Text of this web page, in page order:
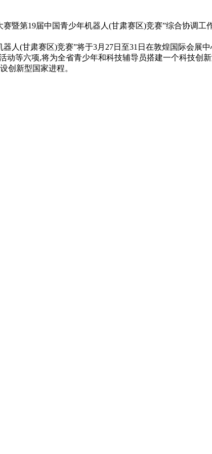
暨第19届中国青少年机器人(甘肃赛区)竞赛”综合协调
人(甘肃赛区)竞赛”将于3月27日至31日在敦煌国际会展
等六项,将为全省青少年和科技辅导员搭建一个科技创
创新型国家进程。